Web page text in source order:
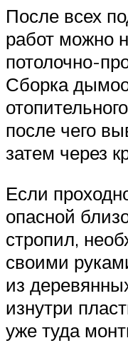
После всех
работ можно
потолочно-
Сборка
после чего
затем через
Если
опасной
стропил,
своими
из
изнутри
уже туда